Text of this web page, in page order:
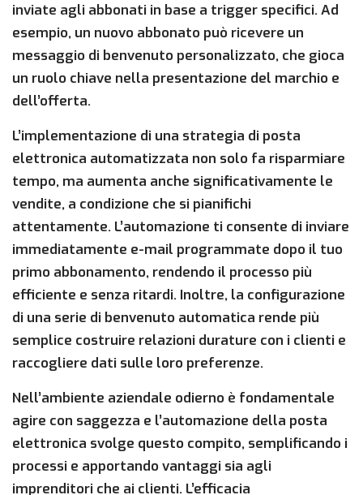
inviate agli abbonati in base a trigger specifici. Ad
esempio, un nuovo abbonato può ricevere un
messaggio di benvenuto personalizzato, che gioca
un ruolo chiave nella presentazione del marchio e
dell’offerta.
L’implementazione di una strategia di posta
elettronica automatizzata non solo fa risparmiare
tempo, ma aumenta anche significativamente le
vendite, a condizione che si pianifichi
attentamente. L’automazione ti consente di inviare
immediatamente e-mail programmate dopo il tuo
primo abbonamento, rendendo il processo più
efficiente e senza ritardi. Inoltre, la configurazione
di una serie di benvenuto automatica rende più
semplice costruire relazioni durature con i clienti e
raccogliere dati sulle loro preferenze.
Nell’ambiente aziendale odierno è fondamentale
agire con saggezza e l’automazione della posta
elettronica svolge questo compito, semplificando i
processi e apportando vantaggi sia agli
imprenditori che ai clienti. L’efficacia